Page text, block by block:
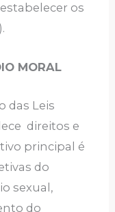
os
MORAL
das Leis
direitos e
principal é
do
sexual,
do